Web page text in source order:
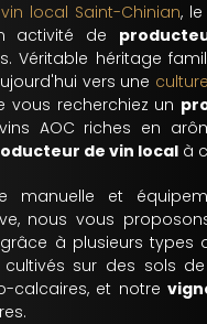
local Saint-Chinian,
activité de
Véritable héritage
vers une
vous recherchiez un
AOC riches en
de vin local à
manuelle et
nous vous
à plusieurs types
sur des sols
calcaires, et notre